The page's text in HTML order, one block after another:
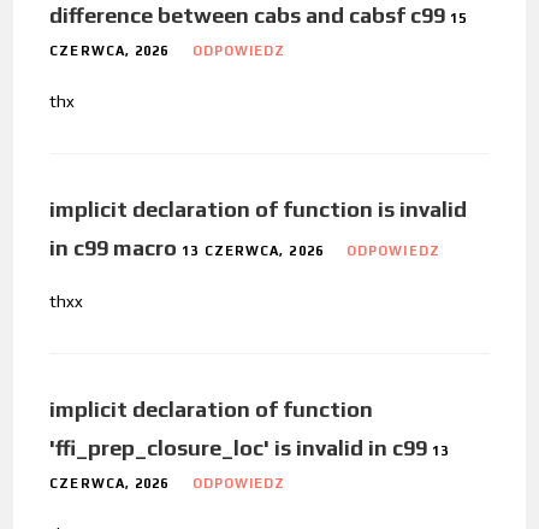
difference between cabs and cabsf c99 15
CZERWCA, 2026 ODPOWIEDZ
thx
implicit declaration of function is invalid
in c99 macro 13 CZERWCA, 2026 ODPOWIEDZ
thxx
implicit declaration of function
'ffi_prep_closure_loc' is invalid in c99 13
CZERWCA, 2026 ODPOWIEDZ